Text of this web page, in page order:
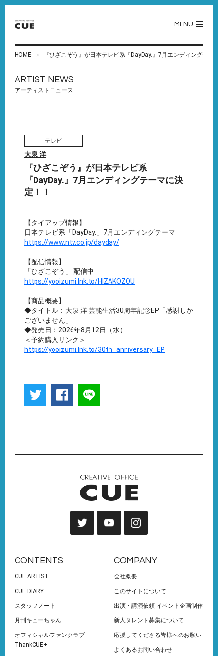
MENU
HOME 『ひざこぞう』が日本テレビ系『DayDay.』7月エンディングテー
ARTIST NEWS
アーティストニュース
テレビ
大泉 洋
『ひざこぞう』が日本テレビ系
『DayDay.』7月エンディングテーマに決
定！！
【タイアップ情報】
日本テレビ系「DayDay.」7月エンディングテーマ
https://www.ntv.co.jp/dayday/
【配信情報】
「ひざこぞう」 配信中
https://yooizumi.lnk.to/HIZAKOZOU
【商品概要】
◆タイトル：大泉 洋 芸能生活30周年記念EP「感謝しか
ございません」
◆発売日：2026年8月12日（水）
＜予約購入リンク＞
https://yooizumi.lnk.to/30th_anniversary_EP
CONTENTS
CUE ARTIST
CUE DIARY
スタッフノート
月刊キューちゃん
オフィシャルファンクラブ
ThankCUE+
COMPANY
会社概要
このサイトについて
出演・講演依頼 イベント企画制作
新人タレント募集について
応援してくださる皆様へのお願い
よくあるお問い合わせ